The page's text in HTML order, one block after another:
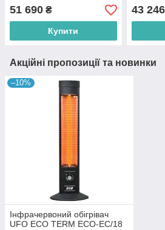
51 690 ₴
Купити
43 246
Акційні пропозиції та новинки
–10%
Інфрачервоний обігрівач
UFO ECO TERM ECO-EC/18